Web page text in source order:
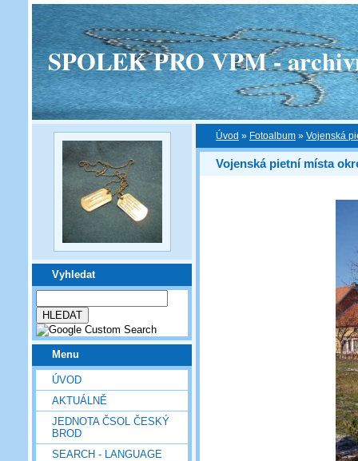
SPOLEK PRO VPM -
Vyhledat
Menu
ÚVOD
AKTUÁLNĚ
JEDNOTA ČSOL ČESKÝ
BROD
SEARCH - LANGUAGE
Úvod » Fotoalbum » Vojenská
Vojenská pietní místa